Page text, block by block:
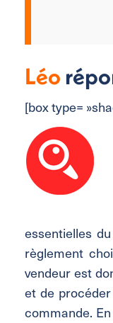
Léo
[box type=
essentielles
règlement
vendeur est
et de
commande.